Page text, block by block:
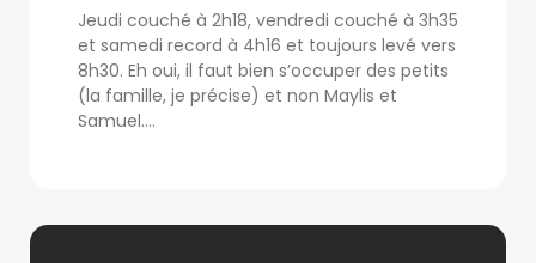
Jeudi couché à 2h18, vendredi couché à 3h35
et samedi record à 4h16 et toujours levé vers
8h30. Eh oui, il faut bien s’occuper des petits
(la famille, je précise) et non Maylis et
Samuel....